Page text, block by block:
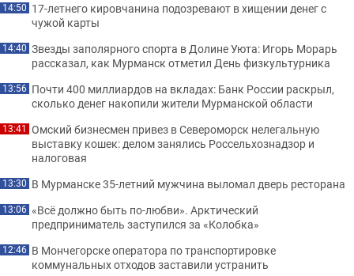
14:50 17-летнего кировчанина подозревают в хищении денег с
чужой карты
14:40 Звезды заполярного спорта в Долине Уюта: Игорь Морарь
рассказал, как Мурманск отметил День физкультурника
13:56 Почти 400 миллиардов на вкладах: Банк России раскрыл,
сколько денег накопили жители Мурманской области
13:41 Омский бизнесмен привез в Североморск нелегальную
выставку кошек: делом занялись Россельхознадзор и
налоговая
13:30 В Мурманске 35-летний мужчина выломал дверь ресторана
13:06 «Всё должно быть по-любви». Арктический
предприниматель заступился за «Колобка»
12:46 В Мончегорске оператора по транспортировке
коммунальных отходов заставили устранить